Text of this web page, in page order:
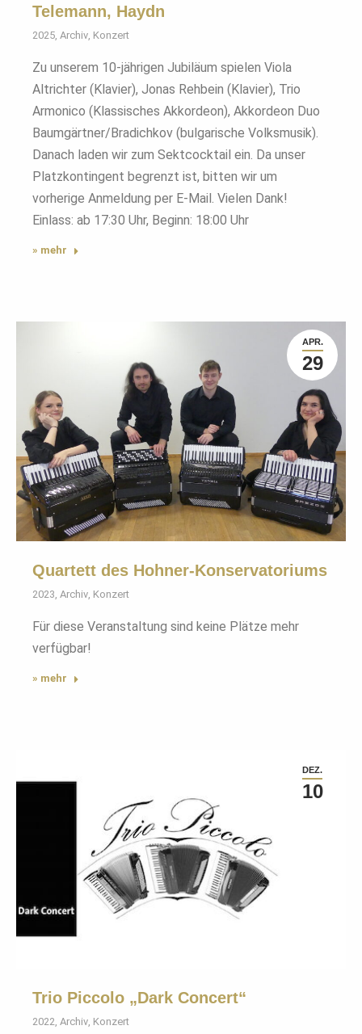
Telemann, Haydn
2025 Archiv Konzert
Zu unserem 10-jährigen Jubiläum spielen Viola
Altrichter (Klavier), Jonas Rehbein (Klavier), Trio
Armonico (Klassisches Akkordeon), Akkordeon Duo
Baumgärtner/Bradichkov (bulgarische Volksmusik).
Danach laden wir zum Sektcocktail ein. Da unser
Platzkontingent begrenzt ist, bitten wir um
vorherige Anmeldung per E-Mail. Vielen Dank!
Einlass: ab 17:30 Uhr, Beginn: 18:00 Uhr
» mehr
APR.
29
Quartett des Hohner-Konservatoriums
2023 Archiv Konzert
Für diese Veranstaltung sind keine Plätze mehr
verfügbar!
» mehr
DEZ.
10
Trio Piccolo „Dark Concert“
2022, Archiv, Konzert